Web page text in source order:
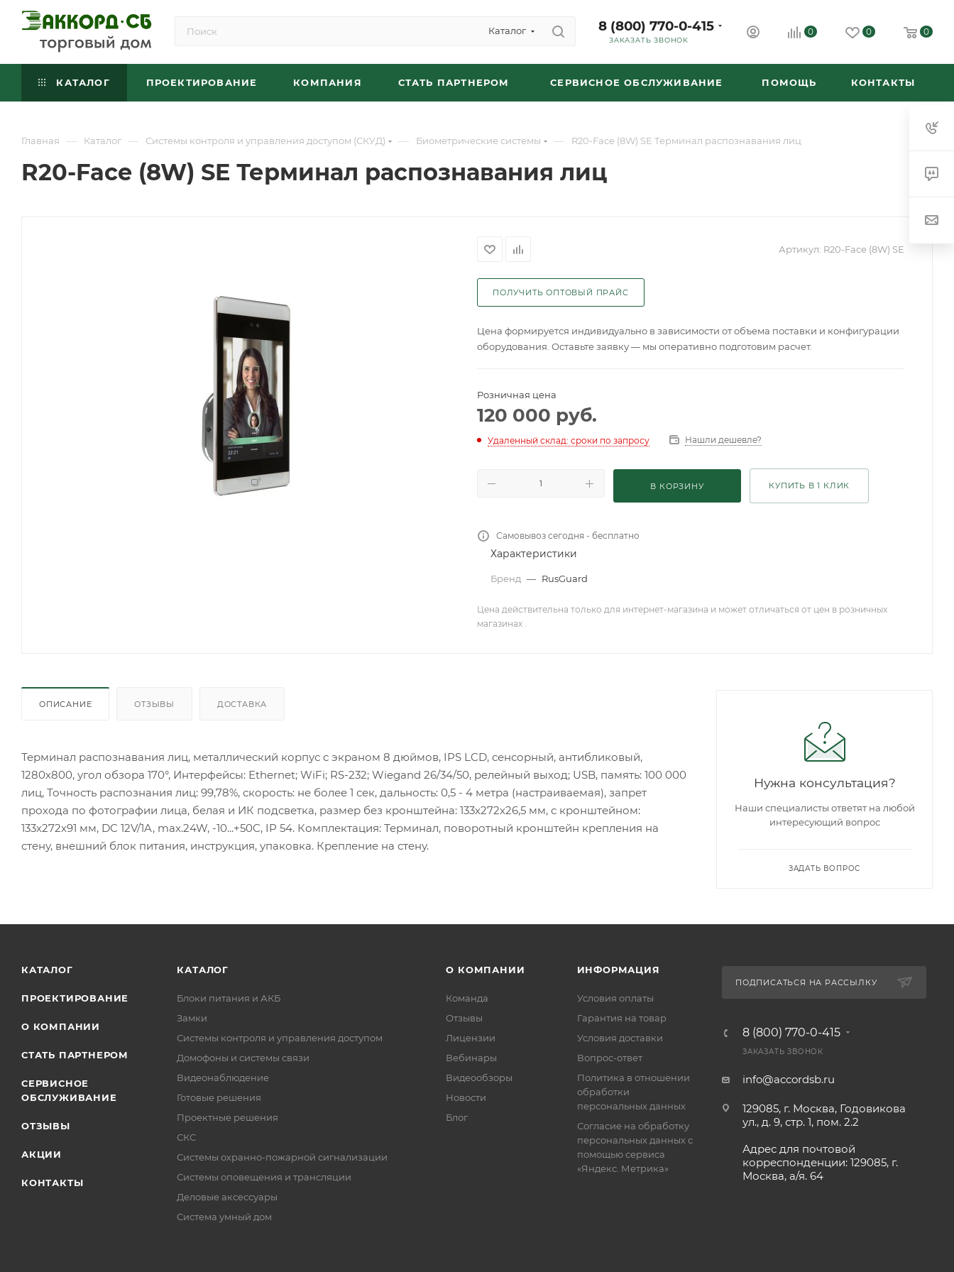
Каталог 8 (800) 770-0-415
ЗАКАЗАТЬ ЗВОНОК
0 0 0
КАТАЛОГ ПРОЕКТИРОВАНИЕ КОМПАНИЯ СТАТЬ ПАРТНЕРОМ СЕРВИСНОЕ ОБСЛУЖИВАНИЕ ПОМОЩЬ КОНТАКТЫ
Главная — Каталог — Системы контроля и управления доступом (СКУД) — Биометрические системы — R20-Face (8W) SE Терминал распознавания лиц
R20-Face (8W) SE Терминал распознавания лиц
Артикул: R20-Face (8W) SE
ПОЛУЧИТЬ ОПТОВЫЙ ПРАЙС
Цена формируется индивидуально в зависимости от объема поставки и конфигурации
оборудования. Оставьте заявку — мы оперативно подготовим расчет.
Розничная цена
120 000 руб.
Удаленный склад: сроки по запросу Нашли дешевле?
В КОРЗИНУ КУПИТЬ В 1 КЛИК
Самовывоз сегодня - бесплатно
Характеристики
Бренд — RusGuard
Цена действительна только для интернет-магазина и может отличаться от цен в розничных
магазинах .
ОПИСАНИЕ ОТЗЫВЫ ДОСТАВКА
Терминал распознавания лиц, металлический корпус с экраном 8 дюймов, IPS LCD, сенсорный, антибликовый,
1280х800, угол обзора 170°, Интерфейсы: Ethernet; WiFi; RS-232; Wiegand 26/34/50, релейный выход; USB, память: 100 000
лиц, Точность распознания лиц: 99,78%, скорость: не более 1 сек, дальность: 0,5 - 4 метра (настраиваемая), запрет
прохода по фотографии лица, белая и ИК подсветка, размер без кронштейна: 133х272х26,5 мм, с кронштейном:
133х272х91 мм, DC 12V/1A, max.24W, -10...+50C, IP 54. Комплектация: Терминал, поворотный кронштейн крепления на
стену, внешний блок питания, инструкция, упаковка. Крепление на стену.
Нужна консультация?
Наши специалисты ответят на любой
интересующий вопрос
ЗАДАТЬ ВОПРОС
КАТАЛОГ
ПРОЕКТИРОВАНИЕ
О КОМПАНИИ
СТАТЬ ПАРТНЕРОМ
СЕРВИСНОЕ
ОБСЛУЖИВАНИЕ
ОТЗЫВЫ
АКЦИИ
КОНТАКТЫ
КАТАЛОГ
Блоки питания и АКБ
Замки
Системы контроля и управления доступом
Домофоны и системы связи
Видеонаблюдение
Готовые решения
Проектные решения
СКС
Системы охранно-пожарной сигнализации
Системы оповещения и трансляции
Деловые аксессуары
Система умный дом
О КОМПАНИИ
Команда
Отзывы
Лицензии
Вебинары
Видеообзоры
Новости
Блог
ИНФОРМАЦИЯ
Условия оплаты
Гарантия на товар
Условия доставки
Вопрос-ответ
Политика в отношении
обработки
персональных данных
Согласие на обработку
персональных данных с
помощью сервиса
«Яндекс. Метрика»
ПОДПИСАТЬСЯ НА РАССЫЛКУ
8 (800) 770-0-415
ЗАКАЗАТЬ ЗВОНОК
info@accordsb.ru
129085, г. Москва, Годовикова
ул., д. 9, стр. 1, пом. 2.2
Адрес для почтовой
корреспонденции: 129085, г.
Москва, а/я. 64